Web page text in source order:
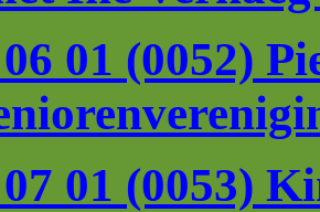
01 (0052)
01 (0053)